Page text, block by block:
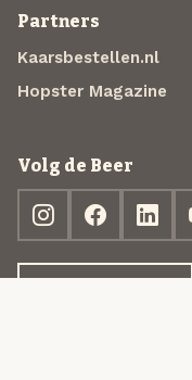
Partners
Kaarsbestellen.nl
Hopster Magazine
Volg de Beer